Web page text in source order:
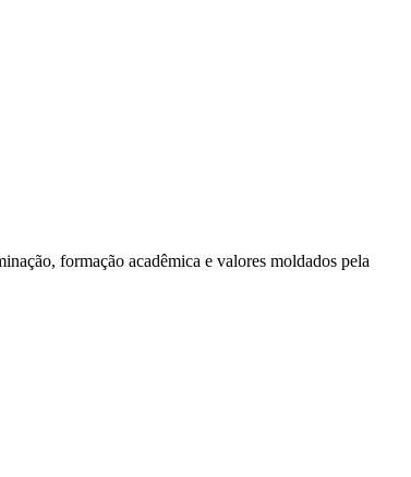
formação acadêmica e valores moldados pela